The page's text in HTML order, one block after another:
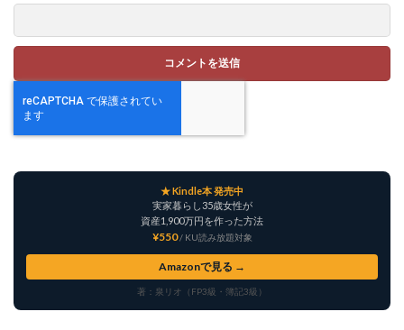
★ Kindle本 発売中
実家暮らし35歳女性が
資産1,900万円を作った方法
¥550 / KU読み放題対象
Amazonで見る →
著：泉リオ（FP3級・簿記3級）